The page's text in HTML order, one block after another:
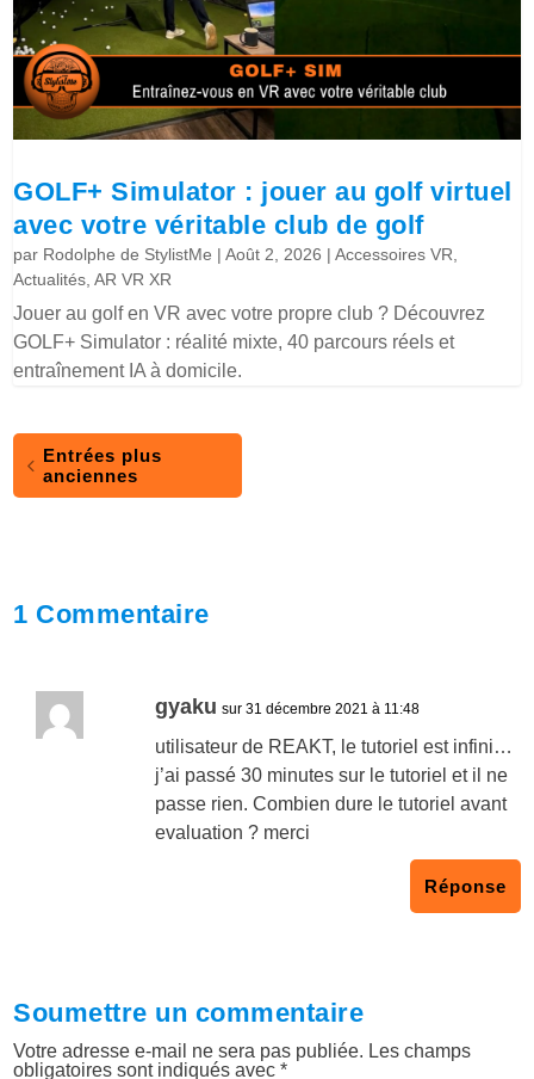
GOLF+ Simulator : jouer au golf virtuel
avec votre véritable club de golf
par Rodolphe de StylistMe |Août 2, 2026 |Accessoires VR
Actualités ,AR VR XR
Jouer au golf en VR avec votre propre club ? Découvrez
GOLF+ Simulator : réalité mixte, 40 parcours réels et
entraînement IA à domicile.
Entrées plus
anciennes
1 Commentaire
gyaku sur 31 décembre 2021 à 11:48
utilisateur de REAKT, le tutoriel est infini…
j’ai passé 30 minutes sur le tutoriel et il ne
passe rien. Combien dure le tutoriel avant
evaluation ? merci
Réponse
Soumettre un commentaire
Votre adresse e-mail ne sera pas publiée. Les champs
obligatoires sont indiqués avec*